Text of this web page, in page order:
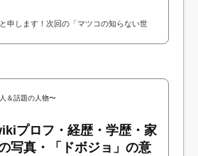
申します！次回の「マツコの知らない世
＆話題の人物〜
プロフ・経歴・学歴・家
写真・「ドボジョ」の意